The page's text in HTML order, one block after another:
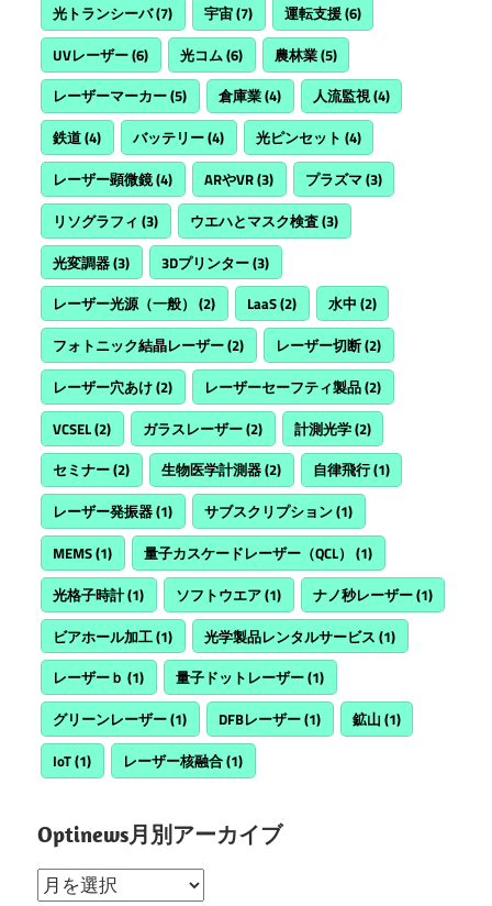
光トランシーバ(7) 宇宙(7) 運転支援(6)
UVレーザー(6) 光コム(6) 農林業(5)
レーザーマーカー(5) 倉庫業(4) 人流監視(4)
鉄道(4) バッテリー(4) 光ピンセット (4)
レーザー顕微鏡(4) ARやVR(3) プラズマ(3)
リソグラフィ (3) ウエハとマスク検査(3)
光変調器(3) 3Dプリンター(3)
レーザー光源（一般） (2) LaaS(2) 水中 (2)
フォトニック結晶レーザー(2) レーザー切断(2)
レーザー穴あけ(2) レーザーセーフティ製品(2)
VCSEL(2) ガラスレーザー(2) 計測光学(2)
セミナー(2) 生物医学計測器(2) 自律飛行(1)
レーザー発振器(1) サブスクリプション(1)
MEMS(1) 量子カスケードレーザー（QCL） (1)
光格子時計(1) ソフトウエア(1) ナノ秒レーザー(1)
ビアホール加工(1) 光学製品レンタルサービス (1)
レーザーｂ (1) 量子ドットレーザー(1)
グリーンレーザー(1) DFBレーザー(1) 鉱山 (1)
IoT(1) レーザー核融合(1)
Optinews月別アーカイブ
Optinews